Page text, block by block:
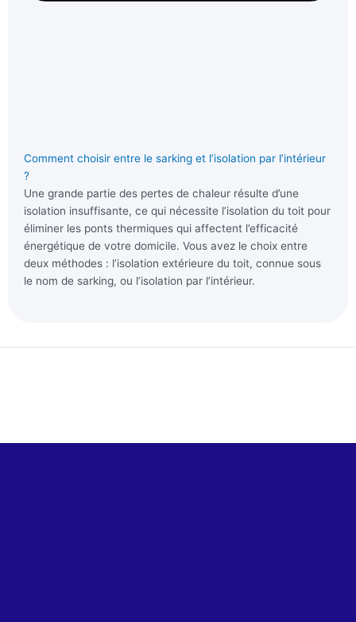
Comment choisir entre le sarking et l’isolation par l’intérieur
?
Une grande partie des pertes de chaleur résulte d’une
isolation insuffisante, ce qui nécessite l’isolation du toit pour
éliminer les ponts thermiques qui affectent l’efficacité
énergétique de votre domicile. Vous avez le choix entre
deux méthodes : l’isolation extérieure du toit, connue sous
le nom de sarking, ou l’isolation par l’intérieur.